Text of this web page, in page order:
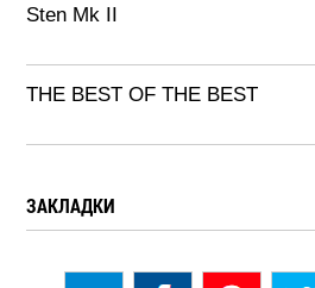
Sten Mk II
THE BEST OF THE BEST
ЗАКЛАДКИ